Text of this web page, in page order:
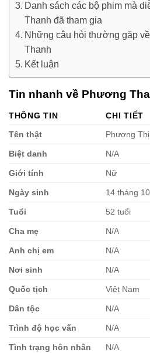
Danh sách các bộ phim mà
Thanh đã tham gia
Những câu hỏi thường gặp
Thanh
Kết luận
Tin nhanh về Phương
THÔNG TIN
CHI TIẾT
Tên thật
Phương
Biệt danh N/A
Giới tính Nữ
Ngày sinh 14 tháng
Tuổi 52 tuổi
Cha mẹ N/A
Anh chị em N/A
Nơi sinh N/A
Quốc tịch Việt Nam
Dân tộc N/A
Trình độ học vấn N/A
Tình trạng hôn nhân N/A